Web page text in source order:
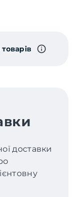
доставки